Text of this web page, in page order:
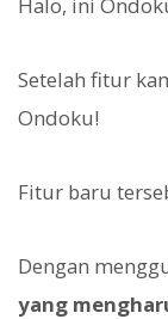
Setelah fitur
Ondoku!
Fitur baru
Dengan
yang